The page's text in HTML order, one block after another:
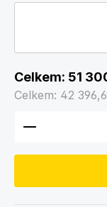
Celkem: 51
Celkem: 42
Množství